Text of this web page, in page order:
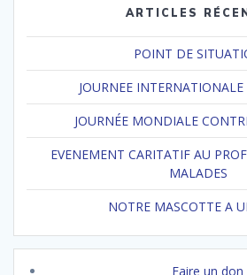
ARTICLES
POINT DE
JOURNEE INTERNATIONALE
JOURNÉE MONDIALE
EVENEMENT CARITATIF AU
MALADES
NOTRE MASCOTTE A
Faire un don